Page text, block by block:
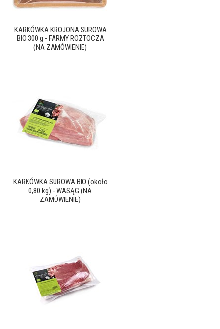
KARKÓWKA KROJONA SUROWA
BIO 300 g - FARMY ROZTOCZA
(NA ZAMÓWIENIE)
KARKÓWKA SUROWA BIO (około
0,80 kg) - WASĄG (NA
ZAMÓWIENIE)